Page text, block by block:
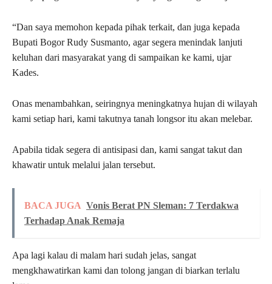
“Dan saya memohon kepada pihak terkait, dan juga kepada
Bupati Bogor Rudy Susmanto, agar segera menindak lanjuti
keluhan dari masyarakat yang di sampaikan ke kami, ujar
Kades.
Onas menambahkan, seiringnya meningkatnya hujan di wilayah
kami setiap hari, kami takutnya tanah longsor itu akan melebar.
Apabila tidak segera di antisipasi dan, kami sangat takut dan
khawatir untuk melalui jalan tersebut.
BACA JUGA Vonis Berat PN Sleman: 7 Terdakwa
Terhadap Anak Remaja
Apa lagi kalau di malam hari sudah jelas, sangat
mengkhawatirkan kami dan tolong jangan di biarkan terlalu